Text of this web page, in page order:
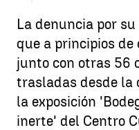
La denuncia por
que a principios de
junto con otras 56
trasladas desde la
la exposición
inerte' del Centro